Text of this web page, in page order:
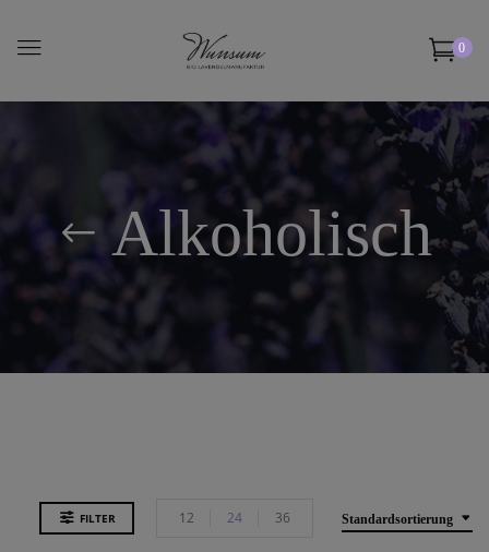
0
Alkoholisch
FILTER Standardsortierung
12 24 36